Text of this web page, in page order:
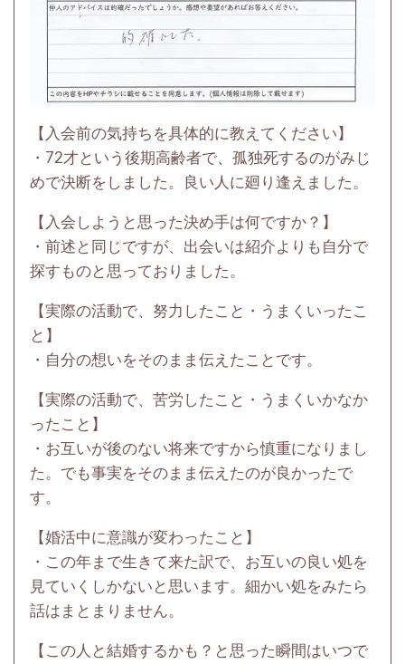
【入会前の気持ちを具体的に教えてください】
・72才という後期高齢者で、孤独死するのがみじ
めで決断をしました。良い人に廻り逢えました。
【入会しようと思った決め手は何ですか？】
・前述と同じですが、出会いは紹介よりも自分で
探すものと思っておりました。
【実際の活動で、努力したこと・うまくいったこ
と】
・自分の想いをそのまま伝えたことです。
【実際の活動で、苦労したこと・うまくいかなか
ったこと】
・お互いが後のない将来ですから慎重になりまし
た。でも事実をそのまま伝えたのが良かったで
す。
【婚活中に意識が変わったこと】
・この年まで生きて来た訳で、お互いの良い処を
見ていくしかないと思います。細かい処をみたら
話はまとまりません。
【この人と結婚するかも？と思った瞬間はいつで